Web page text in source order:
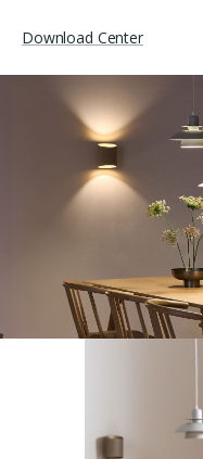
Download Center